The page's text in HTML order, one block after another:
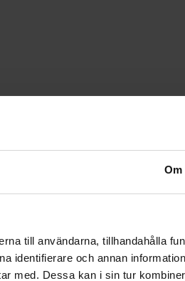
Om
till användarna, tillhandahålla
identifierare och annan
med. Dessa kan i sin tur